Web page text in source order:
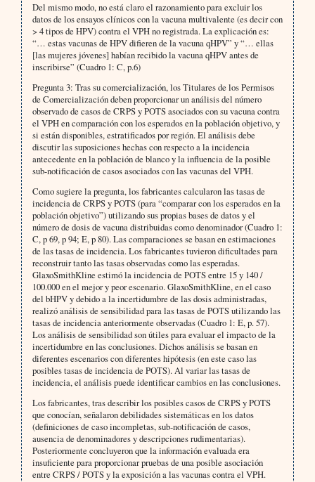
Del mismo modo, no está claro el razonamiento para excluir los
datos de los ensayos clínicos con la vacuna multivalente (es decir con
> 4 tipos de HPV) contra el VPH no registrada. La explicación es:
“… estas vacunas de HPV difieren de la vacuna qHPV” y “… ellas
[las mujeres jóvenes] habían recibido la vacuna qHPV antes de
inscribirse” (Cuadro 1: C, p.6)
Pregunta 3: Tras su comercialización, los Titulares de los Permisos
de Comercialización deben proporcionar un análisis del número
observado de casos de CRPS y POTS asociados con su vacuna contra
el VPH en comparación con los esperados en la población objetivo, y
si están disponibles, estratificados por región. El análisis debe
discutir las suposiciones hechas con respecto a la incidencia
antecedente en la población de blanco y la influencia de la posible
sub-notificación de casos asociados con las vacunas del VPH.
Como sugiere la pregunta, los fabricantes calcularon las tasas de
incidencia de CRPS y POTS (para “comparar con los esperados en la
población objetivo”) utilizando sus propias bases de datos y el
número de dosis de vacuna distribuidas como denominador (Cuadro 1:
C, p 69, p 94; E, p 80). Las comparaciones se basan en estimaciones
de las tasas de incidencia. Los fabricantes tuvieron dificultades para
reconstruir tanto las tasas observadas como las esperadas.
GlaxoSmithKline estimó la incidencia de POTS entre 15 y 140 /
100.000 en el mejor y peor escenario. GlaxoSmithKline, en el caso
del bHPV y debido a la incertidumbre de las dosis administradas,
realizó análisis de sensibilidad para las tasas de POTS utilizando las
tasas de incidencia anteriormente observadas (Cuadro 1: E, p. 57).
Los análisis de sensibilidad son útiles para evaluar el impacto de la
incertidumbre en las conclusiones. Dichos análisis se basan en
diferentes escenarios con diferentes hipótesis (en este caso las
posibles tasas de incidencia de POTS). Al variar las tasas de
incidencia, el análisis puede identificar cambios en las conclusiones.
Los fabricantes, tras describir los posibles casos de CRPS y POTS
que conocían, señalaron debilidades sistemáticas en los datos
(definiciones de caso incompletas, sub-notificación de casos,
ausencia de denominadores y descripciones rudimentarias).
Posteriormente concluyeron que la información evaluada era
insuficiente para proporcionar pruebas de una posible asociación
entre CRPS / POTS y la exposición a las vacunas contra el VPH.